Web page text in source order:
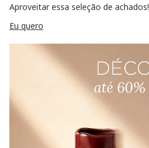
Aproveitar essa seleção de achados!
Eu quero